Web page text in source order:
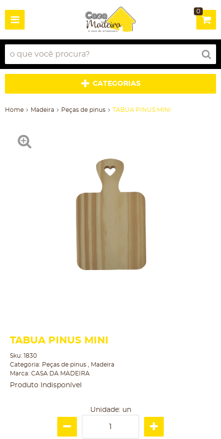
0
CATEGORIAS
Home Madeira Peças de pinus TABUA PINUS MINI
TABUA PINUS MINI
Sku: 1830
Categoria: Peças de pinus
Madeira
Marca: CASA DA MADEIRA
Produto Indisponível
Unidade: un